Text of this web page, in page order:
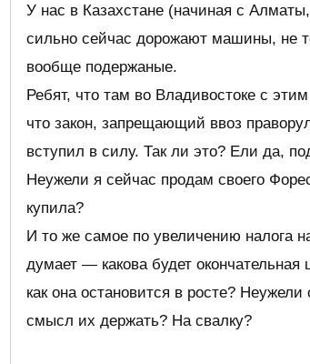
У нас в Казахстане (начиная с
сильно сейчас дорожают машины, не
вообще подержаные.
Ребят, что там во Владивостоке с
что закон, запрещающий ввоз
вступил в силу. Так ли это? Ели да,
Неужели я сейчас продам своего
купила?
И то же самое по увеличению налога
думает — какова будет окончательная
как она остановится в росте?
смысл их держать? На свалку?